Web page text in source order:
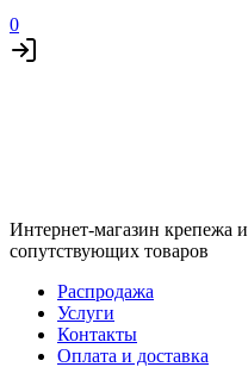
0
Интернет-магазин крепежа и
сопутствующих товаров
Распродажа
Услуги
Контакты
Оплата и доставка